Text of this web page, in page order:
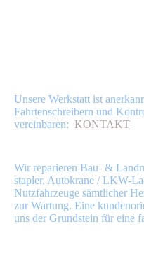
Unsere Werkstatt ist
Fahrtenschreibern und
vereinbaren: KONTAKT
Wir reparieren Bau- &
stapler, Autokrane / LKW-
Nutzfahrzeuge sämtlicher
zur Wartung. Eine
uns der Grundstein für eine